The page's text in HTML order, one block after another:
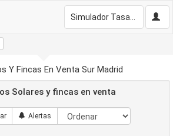
Y Fincas En Venta Sur Madrid
Solares y fincas en venta